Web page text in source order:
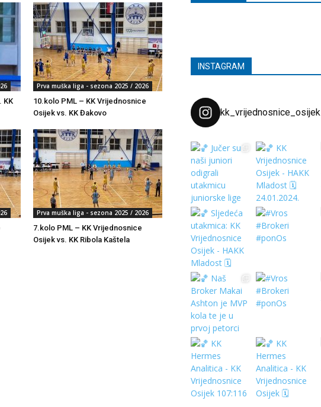
KK
Prva muška liga - sezona 2025 / 2026
10.kolo PML – KK Vrijednosnice
Osijek vs. KK Đakovo
Prva muška liga - sezona 2025 / 2026
7.kolo PML – KK Vrijednosnice
Osijek vs. KK Ribola Kaštela
INSTAGRAM
kk_vrijednosnice_osijek